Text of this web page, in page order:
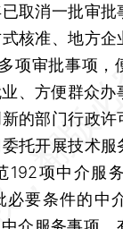
取消一批审批
核准、地方企
项审批事项，
、方便群众办
的部门行政许
托开展技术服
192项中介服
必要条件的中